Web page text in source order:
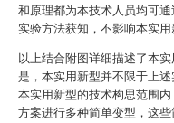
和原理都为本技术人员均可
实验方法获知，不影响本实用
以上结合附图详细描述了本
是，本实用新型并不限于上
本实用新型的技术构思范围
方案进行多种简单变型，这